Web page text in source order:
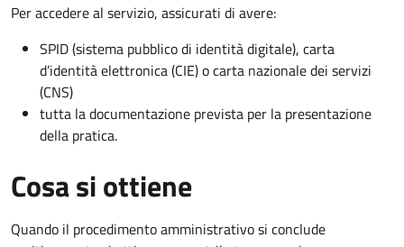
Per accedere al servizio, assicurati di avere:
SPID (sistema pubblico di identità digitale), carta
d’identità elettronica (CIE) o carta nazionale dei servizi
(CNS)
tutta la documentazione prevista per la presentazione
della pratica.
Cosa si ottiene
Quando il procedimento amministrativo si conclude